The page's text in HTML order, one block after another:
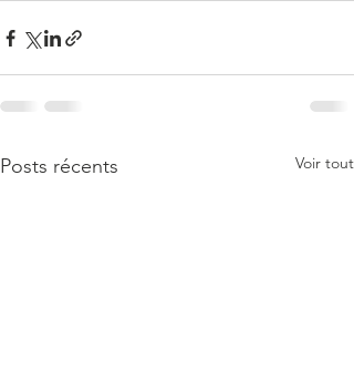
Posts récents Voir tout